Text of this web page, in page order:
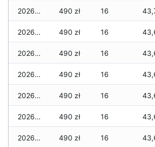
2026-03-01 490 zł 16
2026-02-27 490 zł 16
2026-02-26 490 zł 16
2026-02-25 490 zł 16
2026-02-24 490 zł 16
2026-02-23 490 zł 16
2026-02-22 490 zł 16